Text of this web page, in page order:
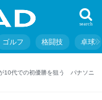
search
ゴルフ 格闘技 卓球
10代での初優勝を狙う パナソニ